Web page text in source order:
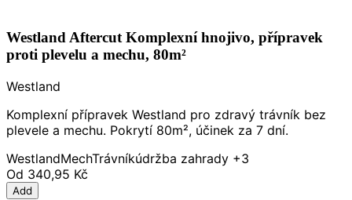
Westland Aftercut Komplexní hnojivo, přípravek
proti plevelu a mechu, 80m²
Westland
Komplexní přípravek Westland pro zdravý trávník bez
plevele a mechu. Pokrytí 80m², účinek za 7 dní.
WestlandMechTrávníkúdržba zahrady +3
Od 340,95 Kč
Add